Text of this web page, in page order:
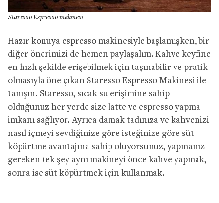
Staresso Espresso makinesi
Hazır konuya espresso makinesiyle başlamışken, bir
diğer önerimizi de hemen paylaşalım. Kahve keyfine
en hızlı şekilde erişebilmek için taşınabilir ve pratik
olmasıyla öne çıkan Staresso Espresso Makinesi ile
tanışın. Staresso, sıcak su erişimine sahip
olduğunuz her yerde size latte ve espresso yapma
imkanı sağlıyor. Ayrıca damak tadınıza ve kahvenizi
nasıl içmeyi sevdiğinize göre isteğinize göre süt
köpürtme avantajına sahip oluyorsunuz, yapmanız
gereken tek şey aynı makineyi önce kahve yapmak,
sonra ise süt köpürtmek için kullanmak.